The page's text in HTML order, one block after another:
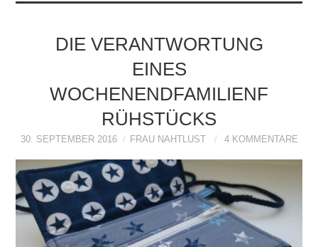
DIE VERANTWORTUNG
EINES
WOCHENENDFAMILIENF
RÜHSTÜCKS
30. SEPTEMBER 2016 FRAU NAHTLUST 4 KOMMENTARE